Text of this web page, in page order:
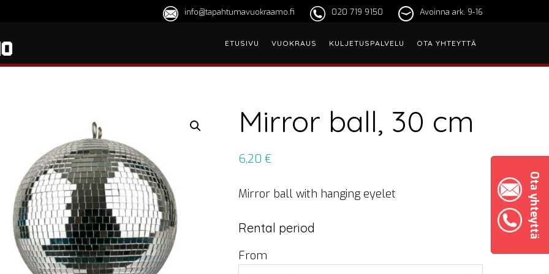
Ota yhteyttä
Avoinna ark. 9-16
020 719 9150
info@tapahtumavuokraamo.fi
ETUSIVU VUOKRAUS KULJETUSPALVELU OTA YHTEYTTÄ
Mirror ball, 30 cm
6,20 €
Mirror ball with hanging eyelet
Rental period
From